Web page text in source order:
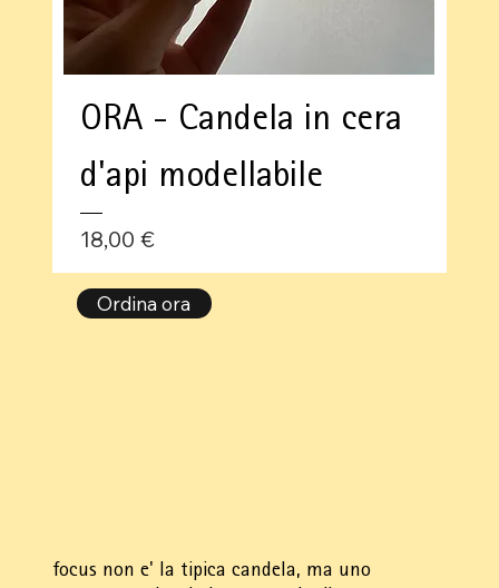
ORA - Candela in cera
d'api modellabile
Prezzo
18,00 €
Ordina ora
focus non e' la tipica candela, ma uno